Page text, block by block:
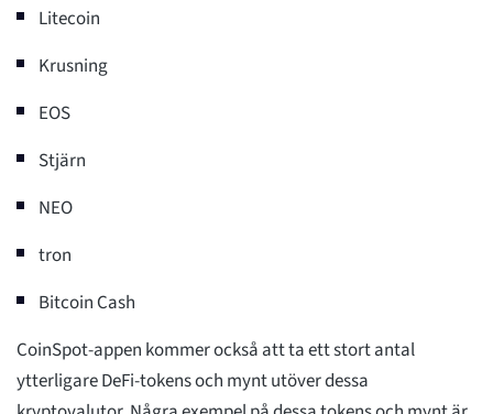
Litecoin
Krusning
EOS
Stjärn
NEO
tron
Bitcoin Cash
CoinSpot-appen kommer också att ta ett stort antal
ytterligare DeFi-tokens och mynt utöver dessa